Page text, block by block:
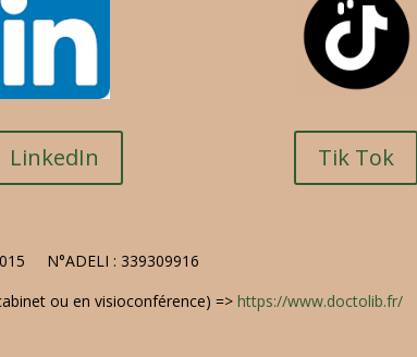
LinkedIn Tik Tok
N°ADELI : 339309916
ou en visioconférence) =>https://www.doctolib.fr/